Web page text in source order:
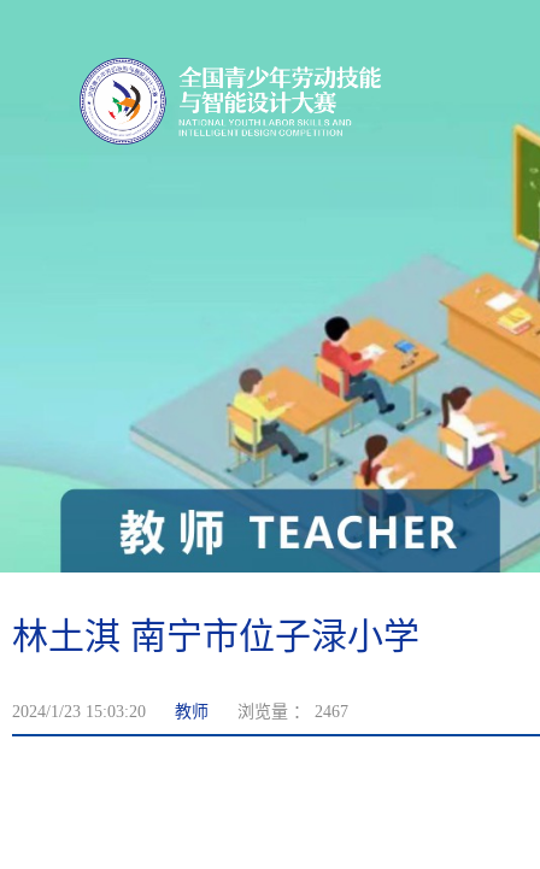
林土淇 南宁市位子渌小学
2024/1/23 15:03:20 教师 浏览量 ： 2467